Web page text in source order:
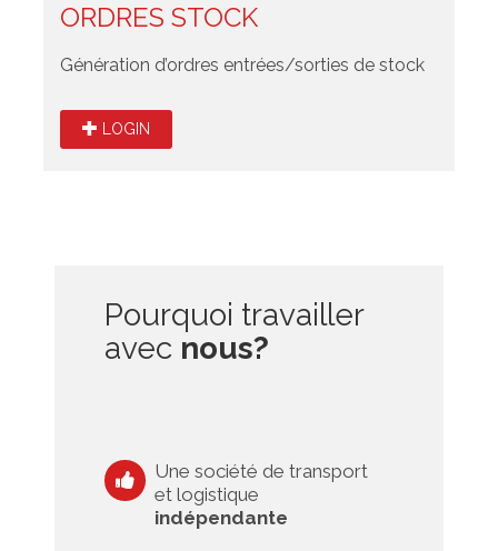
ORDRES STOCK
Génération d’ordres entrées/sorties de stock
LOGIN
Pourquoi travailler
avec nous?
Une société de transport
et logistique
indépendante